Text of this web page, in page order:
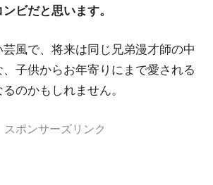
ビだと思います。
風で、将来は同じ兄弟漫才師の中
、子供からお年寄りにまで愛される
のかもしれません。
スポンサーズリンク